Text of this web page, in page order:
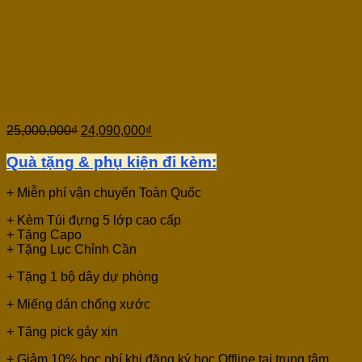
25,000,000₫ 24,090,000₫
Quà tặng & phụ kiện đi kèm:
+ Miễn phí vận chuyển Toàn Quốc
+ Kèm Túi đựng 5 lớp cao cấp
+ Tặng Capo
+ Tặng Lục Chỉnh Cần
+ Tặng 1 bộ dây dự phòng
+ Miếng dán chống xước
+ Tặng pick gảy xịn